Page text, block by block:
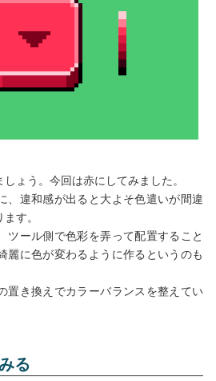
ょう。今回は赤にしてみました。
、違和感が出ると大よそ色遣いが間違
す。
ツール側で色彩を弄って配置すること
麗に色が変わるように作るというのも
置き換えでカラーバランスを整えてい
る